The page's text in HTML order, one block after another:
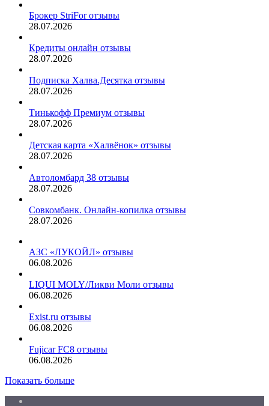
Брокер StriFor отзывы
28.07.2026
Кредиты онлайн отзывы
28.07.2026
Подписка Халва.Десятка отзывы
28.07.2026
Тинькофф Премиум отзывы
28.07.2026
Детская карта «Халвёнок» отзывы
28.07.2026
Автоломбард 38 отзывы
28.07.2026
Совкомбанк. Онлайн-копилка отзывы
28.07.2026
АЗС «ЛУКОЙЛ» отзывы
06.08.2026
LIQUI MOLY/Ликви Моли отзывы
06.08.2026
Exist.ru отзывы
06.08.2026
Fujicar FC8 отзывы
06.08.2026
Показать больше